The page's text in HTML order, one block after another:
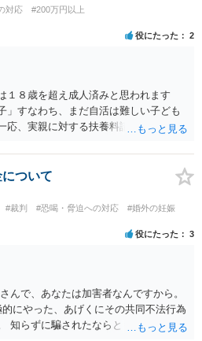
対応
#200万円以上
役にたった 2
１８歳を超え成人済みと思われます
」すなわち、まだ自活は難しい子ども
応、実親に対する扶養料請求として法
当該養育費は実子の進学費用の趣旨も
立大学進学について貴殿が了解したわ
よって強制される可能性は低いとい
貴殿の事情を説明し支払えないと実子
す。
ついて
#裁判 #恐喝・脅迫への対応
#婚外の妊娠
役にたった 3
んで、あなたは加害者なんですから。
にやった、あげくにその共同不法行為
知らずに騙されたならともか